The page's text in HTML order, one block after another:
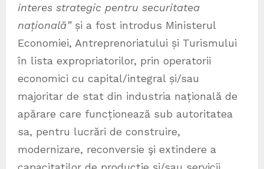
interes strategic pentru securitatea
națională”și a fost introdus Ministerul
Economiei, Antreprenoriatului și Turismului
în lista expropriatorilor, prin operatorii
economici cu capital/integral și/sau
majoritar de stat din industria națională de
apărare care funcționează sub autoritatea
sa, pentru lucrări de construire,
modernizare, reconversie şi extindere a